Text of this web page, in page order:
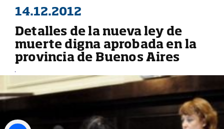
14.12.2012
Detalles de la nueva ley de
muerte digna aprobada en la
provincia de Buenos Aires